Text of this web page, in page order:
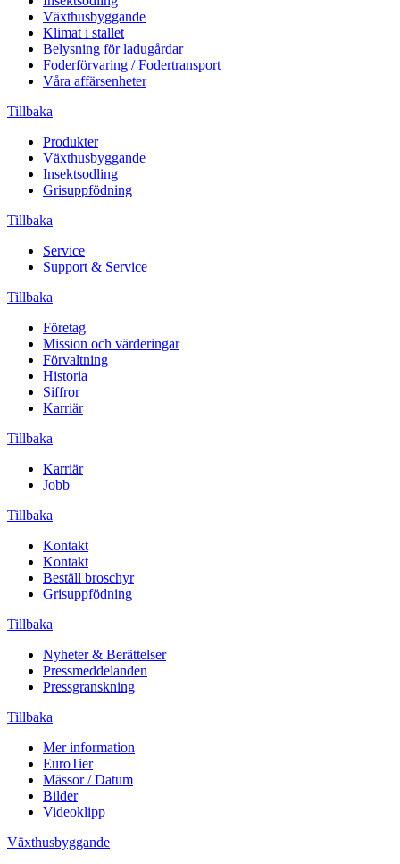
Växthusbyggande
Klimat i stallet
Belysning för ladugårdar
Foderförvaring / Fodertransport
Våra affärsenheter
Tillbaka
Produkter
Växthusbyggande
Insektsodling
Grisuppfödning
Tillbaka
Service
Support & Service
Tillbaka
Företag
Mission och värderingar
Förvaltning
Historia
Siffror
Karriär
Tillbaka
Karriär
Jobb
Tillbaka
Kontakt
Kontakt
Beställ broschyr
Grisuppfödning
Tillbaka
Nyheter & Berättelser
Pressmeddelanden
Pressgranskning
Tillbaka
Mer information
EuroTier
Mässor / Datum
Bilder
Videoklipp
Växthusbyggande